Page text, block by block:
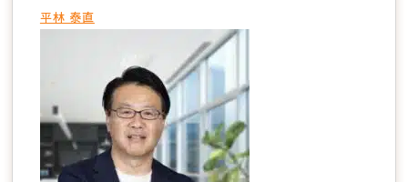
平林 泰直